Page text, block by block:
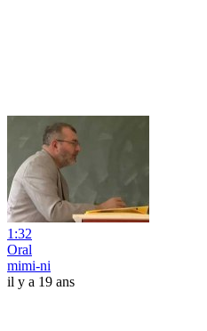
1:32
Oral
mimi-ni
il y a 19 ans